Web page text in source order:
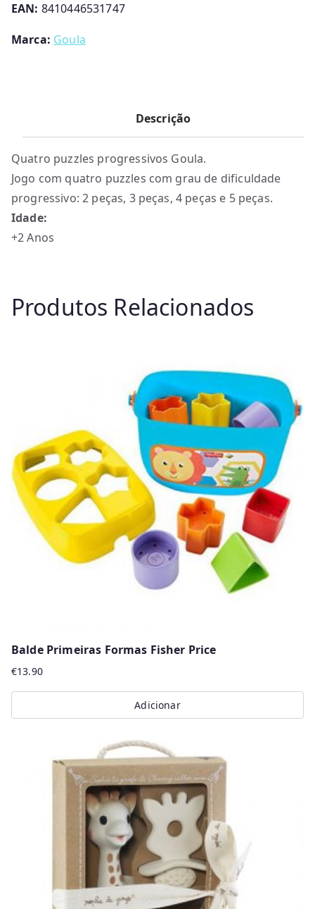
EAN: 8410446531747
Marca: Goula
Descrição
Quatro puzzles progressivos Goula.
Jogo com quatro puzzles com grau de dificuldade
progressivo: 2 peças, 3 peças, 4 peças e 5 peças.
Idade:
+2 Anos
Produtos Relacionados
Balde Primeiras Formas Fisher Price
€13.90
Adicionar